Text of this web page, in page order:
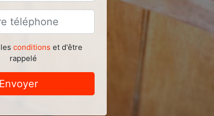
conditions et d'être
rappelé
Envoyer